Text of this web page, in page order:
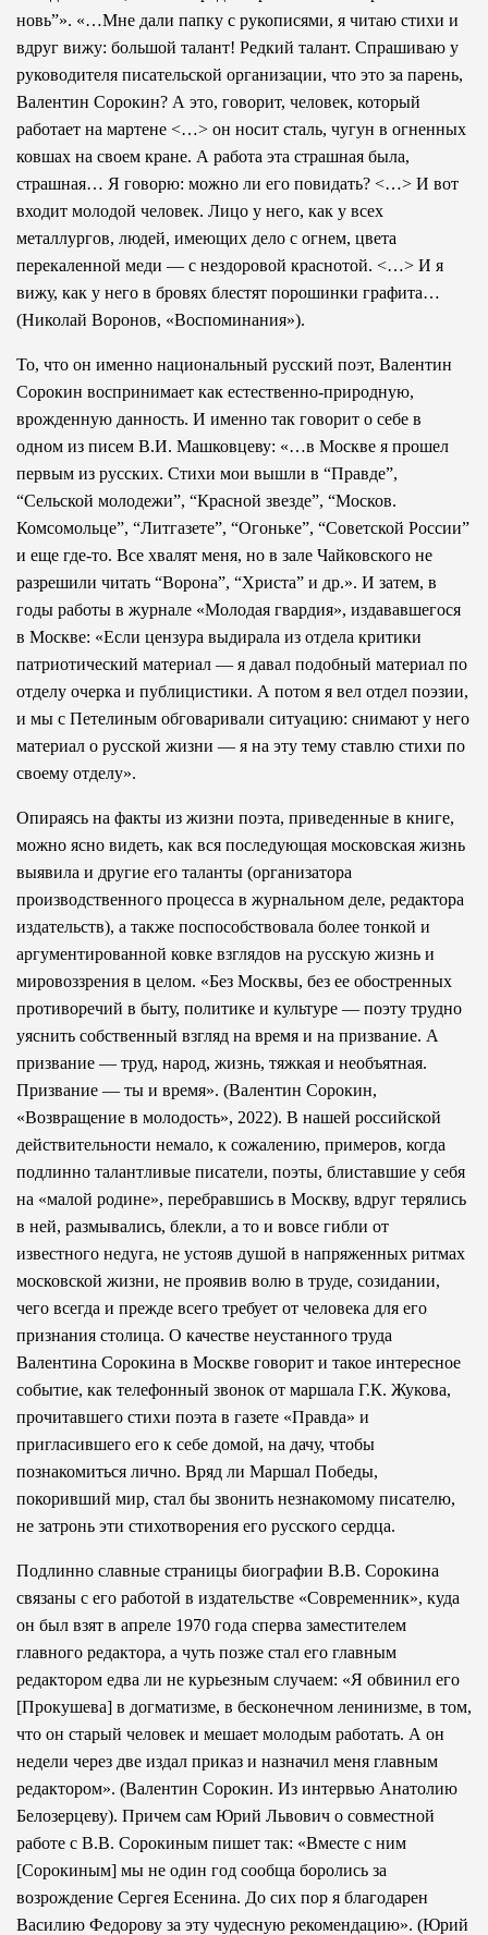
новь”». «…Мне дали папку с рукописями, я читаю стихи и
вдруг вижу: большой талант! Редкий талант. Спрашиваю у
руководителя писательской организации, что это за парень,
Валентин Сорокин? А это, говорит, человек, который
работает на мартене <…> он носит сталь, чугун в огненных
ковшах на своем кране. А работа эта страшная была,
страшная… Я говорю: можно ли его повидать? <…> И вот
входит молодой человек. Лицо у него, как у всех
металлургов, людей, имеющих дело с огнем, цвета
перекаленной меди — с нездоровой краснотой. <…> И я
вижу, как у него в бровях блестят порошинки графита…
(Николай Воронов, «Воспоминания»).
То, что он именно национальный русский поэт, Валентин
Сорокин воспринимает как естественно-природную,
врожденную данность. И именно так говорит о себе в
одном из писем В.И. Машковцеву: «…в Москве я прошел
первым из русских. Стихи мои вышли в “Правде”,
“Сельской молодежи”, “Красной звезде”, “Москов.
Комсомольце”, “Литгазете”, “Огоньке”, “Советской России”
и еще где-то. Все хвалят меня, но в зале Чайковского не
разрешили читать “Ворона”, “Христа” и др.». И затем, в
годы работы в журнале «Молодая гвардия», издававшегося
в Москве: «Если цензура выдирала из отдела критики
патриотический материал — я давал подобный материал по
отделу очерка и публицистики. А потом я вел отдел поэзии,
и мы с Петелиным обговаривали ситуацию: снимают у него
материал о русской жизни — я на эту тему ставлю стихи по
своему отделу».
Опираясь на факты из жизни поэта, приведенные в книге,
можно ясно видеть, как вся последующая московская жизнь
выявила и другие его таланты (организатора
производственного процесса в журнальном деле, редактора
издательств), а также поспособствовала более тонкой и
аргументированной ковке взглядов на русскую жизнь и
мировоззрения в целом. «Без Москвы, без ее обостренных
противоречий в быту, политике и культуре — поэту трудно
уяснить собственный взгляд на время и на призвание. А
призвание — труд, народ, жизнь, тяжкая и необъятная.
Призвание — ты и время». (Валентин Сорокин,
«Возвращение в молодость», 2022). В нашей российской
действительности немало, к сожалению, примеров, когда
подлинно талантливые писатели, поэты, блиставшие у себя
на «малой родине», перебравшись в Москву, вдруг терялись
в ней, размывались, блекли, а то и вовсе гибли от
известного недуга, не устояв душой в напряженных ритмах
московской жизни, не проявив волю в труде, созидании,
чего всегда и прежде всего требует от человека для его
признания столица. О качестве неустанного труда
Валентина Сорокина в Москве говорит и такое интересное
событие, как телефонный звонок от маршала Г.К. Жу­кова,
прочитавшего стихи поэта в газете «Правда» и
пригласившего его к себе домой, на дачу, чтобы
познакомиться лично. Вряд ли Маршал Победы,
покоривший мир, стал бы звонить незнакомому писателю,
не затронь эти стихотворения его русского сердца.
Подлинно славные страницы биографии В.В. Сорокина
связаны с его работой в издательстве «Современник», куда
он был взят в апреле 1970 года сперва заместителем
главного редактора, а чуть позже стал его главным
редактором едва ли не курьезным случаем: «Я обвинил его
[Прокушева] в догматизме, в бесконечном ленинизме, в том,
что он старый человек и мешает молодым работать. А он
недели через две издал приказ и назначил меня главным
редактором». (Валентин Сорокин. Из интервью Анатолию
Белозерцеву). Причем сам Юрий Львович о совместной
работе с В.В. Сорокиным пишет так: «Вместе с ним
[Сорокиным] мы не один год сообща боролись за
возрождение Сергея Есенина. До сих пор я благодарен
Василию Федорову за эту чудесную рекомендацию». (Юрий